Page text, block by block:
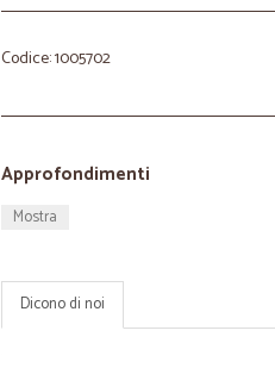
Codice: 1005702
Approfondimenti
Mostra
Dicono di noi